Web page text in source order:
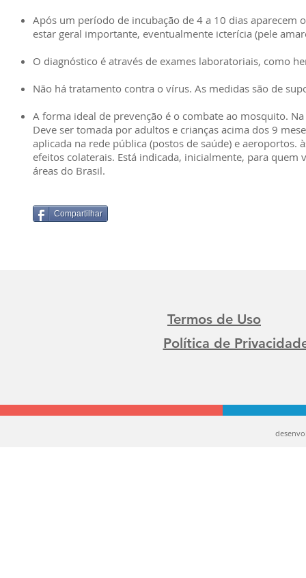
Após um período de incubação de 4 a 10 dias
estar geral importante, eventualmente icterícia (pele
O diagnóstico é através de exames laboratoriais, como
Não há tratamento contra o vírus. As medidas são de
A forma ideal de prevenção é o combate ao mosquito.
Deve ser tomada por adultos e crianças acima dos 9
aplicada na rede pública (postos de saúde) e aeroportos.
efeitos colaterais. Está indicada, inicialmente, para
áreas do Brasil.
Compartilhar
Termos de Uso
Política de